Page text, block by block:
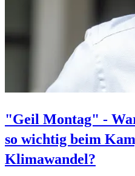
"Geil Montag" -
so wichtig beim
Klimawandel?